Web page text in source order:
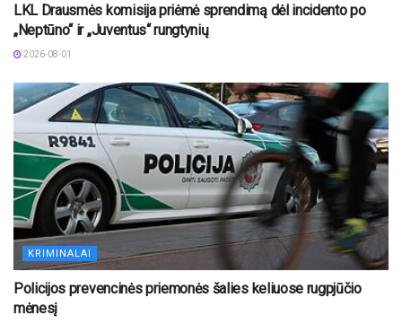
LKL Drausmės komisija priėmė sprendimą dėl incidento po
„Neptūno“ ir „Juventus“ rungtynių
2026-08-01
KRIMINALAI
Policijos prevencinės priemonės šalies keliuose rugpjūčio
mėnesį